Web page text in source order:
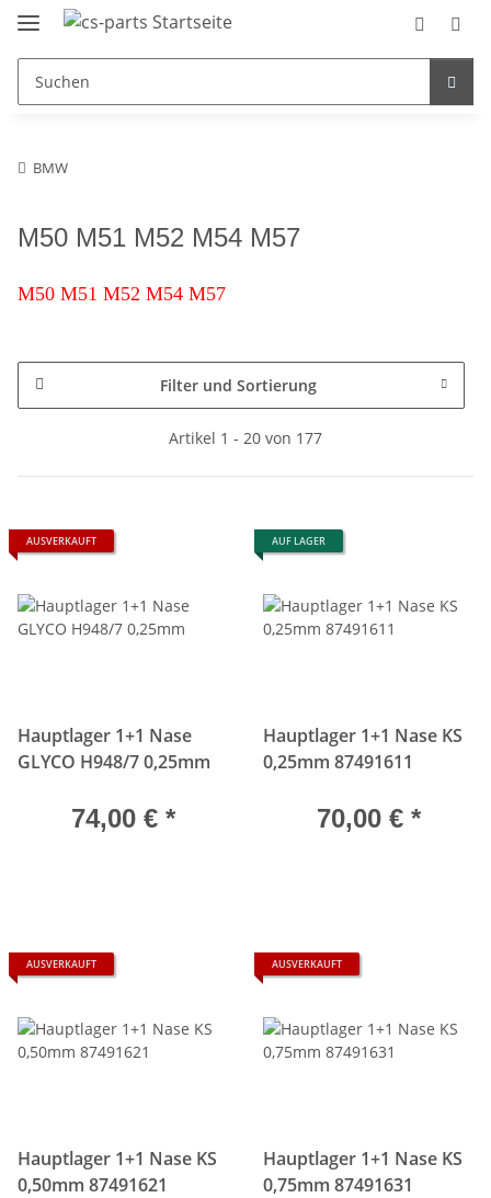
BMW
M50 M51 M52 M54 M57
M50 M51 M52 M54 M57
Filter und Sortierung
Artikel 1 - 20 von 177
AUSVERKAUFT
Hauptlager 1+1 Nase
GLYCO H948/7 0,25mm
74,00 € *
AUF LAGER
Hauptlager 1+1 Nase KS
0,25mm 87491611
70,00 € *
AUSVERKAUFT
Hauptlager 1+1 Nase KS
0,50mm 87491621
AUSVERKAUFT
Hauptlager 1+1 Nase KS
0,75mm 87491631